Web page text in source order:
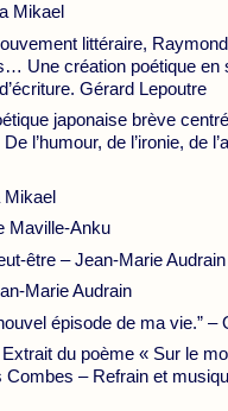
Mikael
littéraire,
Une création poétique en
Gérard Lepoutre
japonaise brève
l’humour, de l’ironie, de
Mikael
Maville-Anku
être – Jean-Marie Audrain
Marie Audrain
épisode de ma vie.” –
du poème « Sur le
Combes – Refrain et